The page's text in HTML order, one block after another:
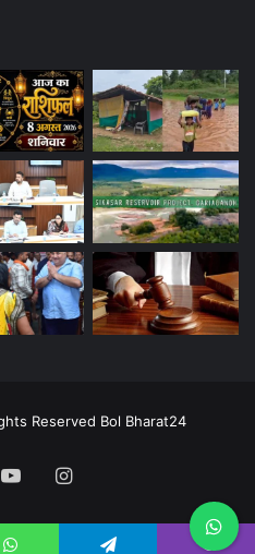
Reserved Bol Bharat24
YouTubeInstagram